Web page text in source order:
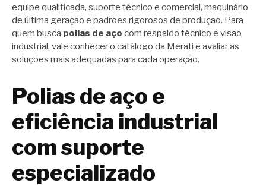
equipe qualificada, suporte técnico e comercial, maquinário
de última geração e padrões rigorosos de produção. Para
quem busca polias de aço com respaldo técnico e visão
industrial, vale conhecer o catálogo da Merati e avaliar as
soluções mais adequadas para cada operação.
Polias de aço e
eficiência industrial
com suporte
especializado